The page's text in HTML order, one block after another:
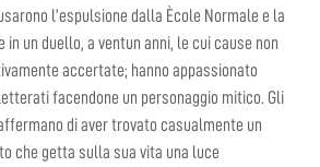
l’espulsione dalla Ècole Normale e la
un duello, a ventun anni, le cui cause non
accertate; hanno appassionato
facendone un personaggio mitico. Gli
di aver trovato casualmente un
che getta sulla sua vita una luce